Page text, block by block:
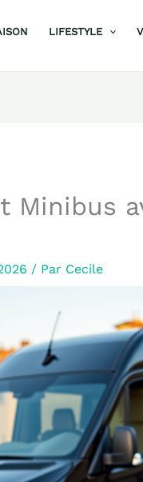
LIFESTYLE
Minibus
/ Par Cecile